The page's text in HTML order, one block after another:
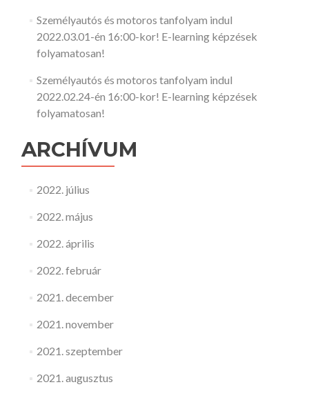
Személyautós és motoros tanfolyam indul
2022.03.01-én 16:00-kor! E-learning képzések
folyamatosan!
Személyautós és motoros tanfolyam indul
2022.02.24-én 16:00-kor! E-learning képzések
folyamatosan!
ARCHÍVUM
2022. július
2022. május
2022. április
2022. február
2021. december
2021. november
2021. szeptember
2021. augusztus